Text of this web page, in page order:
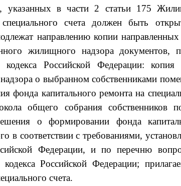
указанных в части 2 статьи 175
специального счета должен быть
направлению копии
жилищного надзора
Российской Федерации: копия
о выбранном собственниками
фонда капитального ремонта на
общего собрания
о формировании фонда
в соответствии с требованиями,
Федерации, и по перечню
Российской Федерации;
счета.